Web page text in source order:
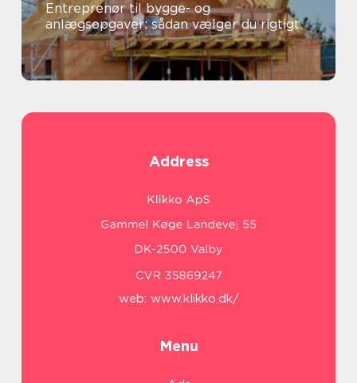
Entreprenør til bygge- og
anlægsopgaver: sådan vælger du rigtigt
Address
web: www.klikko.dk/
Menu